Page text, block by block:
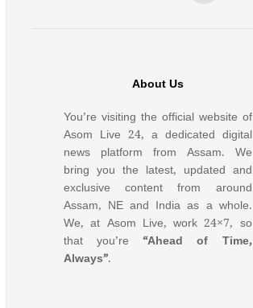
About Us
You’re visiting the official website of
Asom Live 24, a dedicated digital
news platform from Assam. We
bring you the latest, updated and
exclusive content from around
Assam, NE and India as a whole.
We, at Asom Live, work 24×7, so
that you’re“Ahead of Time,
Always”.